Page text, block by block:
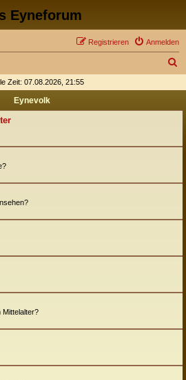
Eyneforum
Anmelden
Registrieren
h
Zeit: 07.08.2026, 21:55
Eynevolk
Mittelalter?